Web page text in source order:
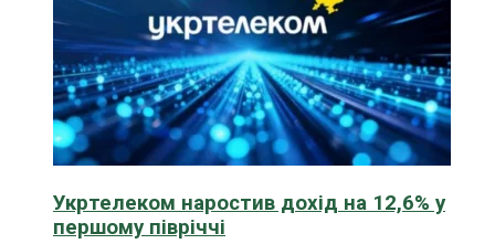
Укртелеком наростив дохід на 12,6% у
першому півріччі